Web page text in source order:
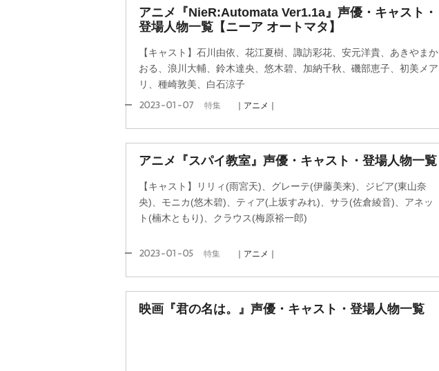
アニメ『NieR:Automata Ver1.1a』声優・キャスト・
登場人物一覧【ニーア オートマタ】
【キャスト】石川由依、花江夏樹、諏訪彩花、安元洋貴、あきやまか
おる、浪川大輔、鈴木達央、悠木碧、加納千秋、磯部恵子、初美メア
リ、種崎敦美、白石涼子
2023-01-07 特集 ｜アニメ｜
アニメ『スパイ教室』声優・キャスト・登場人物一覧
【キャスト】リリィ(雨宮天)、グレーテ(伊藤美来)、ジビア(東山奈
央)、モニカ(悠木碧)、ティア(上坂すみれ)、サラ(佐倉綾音)、アネッ
ト(楠木ともり)、クラウス(梅原裕一郎)
2023-01-05 特集 ｜アニメ｜
映画『君の名は。』声優・キャスト・登場人物一覧